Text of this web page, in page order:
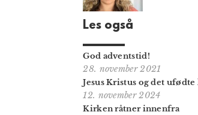
Les også
God adventstid!
28. november 2021
Jesus Kristus og det
12. november 2024
Kirken råtner innenfra